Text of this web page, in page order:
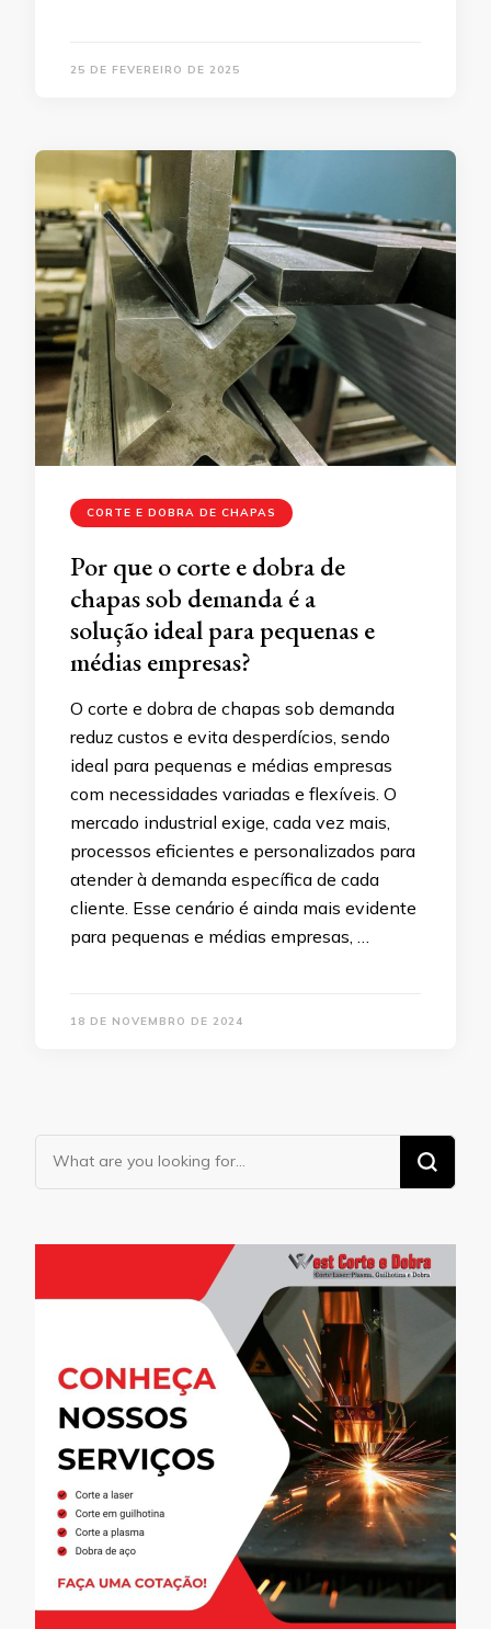
25 DE FEVEREIRO DE 2025
CORTE E DOBRA DE CHAPAS
Por que o corte e dobra de
chapas sob demanda é a
solução ideal para pequenas e
médias empresas?
O corte e dobra de chapas sob demanda
reduz custos e evita desperdícios, sendo
ideal para pequenas e médias empresas
com necessidades variadas e flexíveis. O
mercado industrial exige, cada vez mais,
processos eficientes e personalizados para
atender à demanda específica de cada
cliente. Esse cenário é ainda mais evidente
para pequenas e médias empresas, …
18 DE NOVEMBRO DE 2024
Looking
for